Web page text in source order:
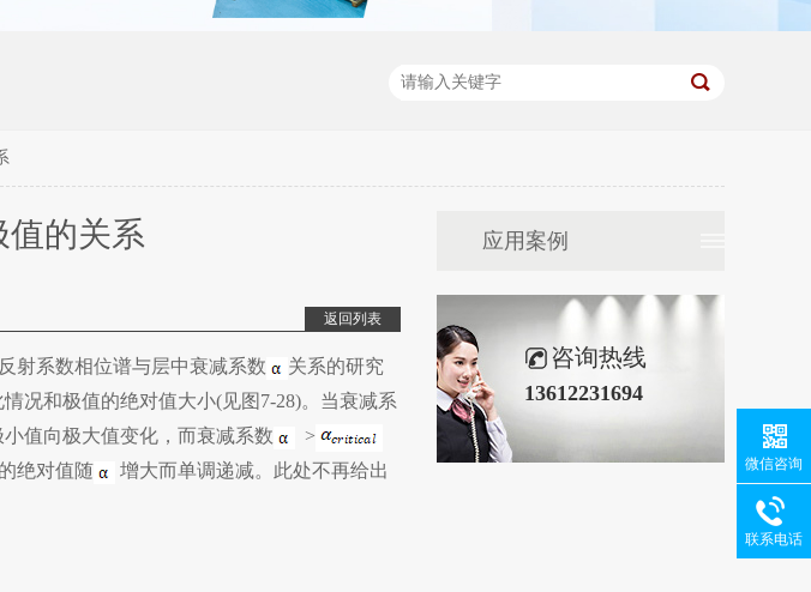
值的关系
返回列表
射系数相位谱与层中衰减系数
关系的研究
况和极值的绝对值大小(见图7-28)。当衰减系
值向极大值变化，而衰减系数
>
绝对值随
增大而单调递减。此处不再给出
应用案例
咨询热线
13612231694
微信咨询
联系电话